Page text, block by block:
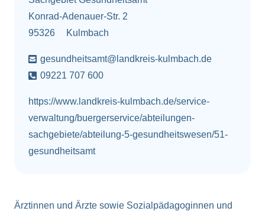
Konrad-Adenauer-Str. 2
95326
Kulmbach
gesundheitsamt@landkreis-kulmbach.de
09221 707 600
https://www.landkreis-kulmbach.de/service-
verwaltung/buergerservice/abteilungen-
sachgebiete/abteilung-5-gesundheitswesen/51-
gesundheitsamt
Ärztinnen und Ärzte sowie Sozialpädagoginnen und